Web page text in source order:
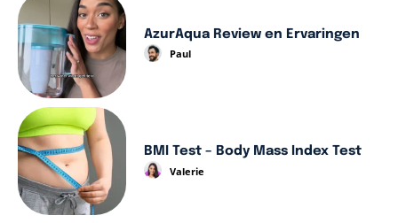
AzurAqua Review en Ervaringen
Paul
BMI Test – Body Mass Index Test
Valerie